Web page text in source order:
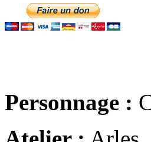
Personnage :